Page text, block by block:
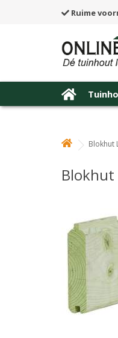
Ruime
Blokhut
Blokhut